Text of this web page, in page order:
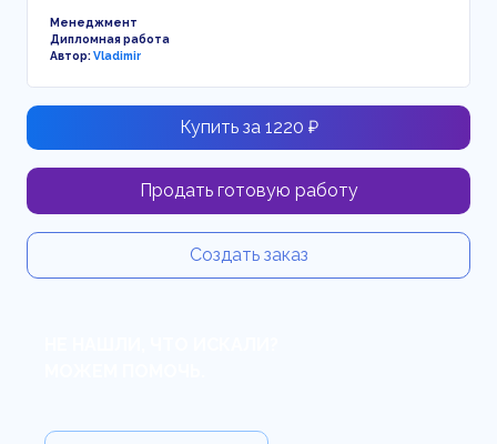
Менеджмент
Дипломная работа
Автор:Vladimir
Купить за 1220 ₽
Продать готовую работу
Создать заказ